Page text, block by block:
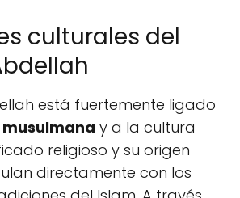
culturales del
está fuertemente ligado
y a la cultura
religioso y su origen
directamente con los